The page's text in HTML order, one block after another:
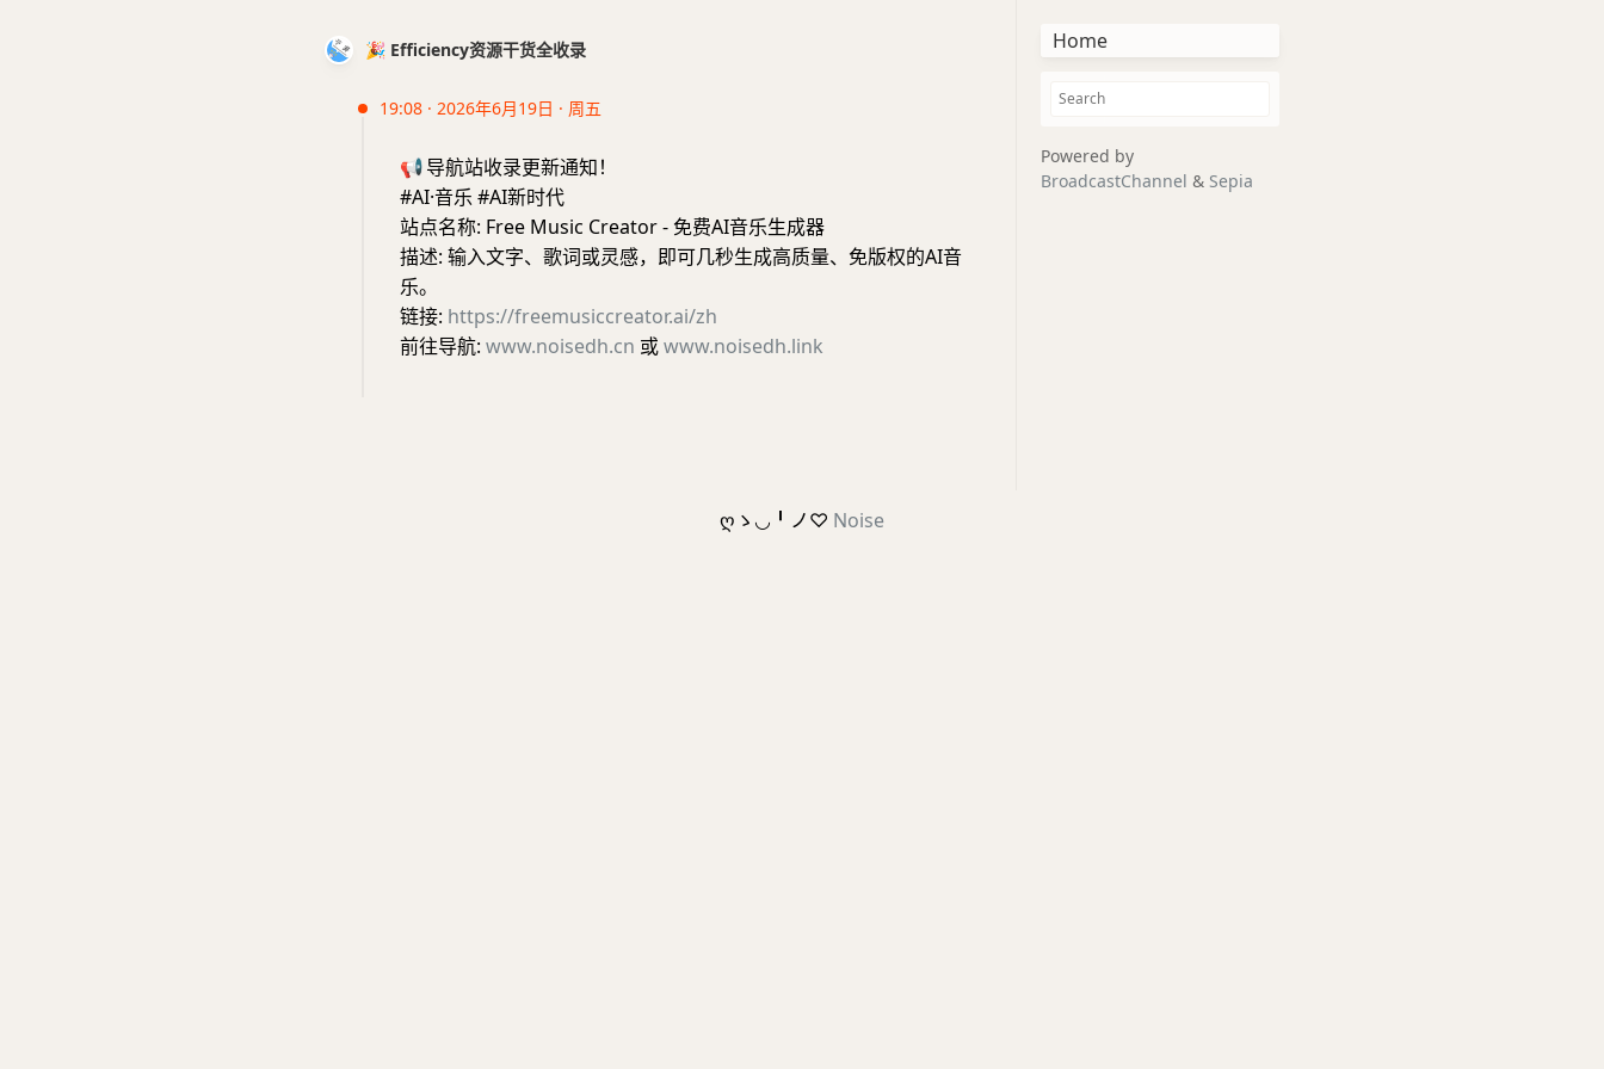
🎉 Efficiency资源干货全收录
19:08 · 2026年6月19日 · 周五
📢导航站收录更新通知！
#AI·音乐 #AI新时代
站点名称: Free Music Creator - 免费AI音乐生成器
描述: 输入文字、歌词或灵感，即可几秒生成高质量、免版权的AI音
乐。
链接: https://freemusiccreator.ai/zh
前往导航: www.noisedh.cn 或www.noisedh.link
Home
Powered by
BroadcastChannel & Sepia
ღゝ◡╹ノ♡ Noise